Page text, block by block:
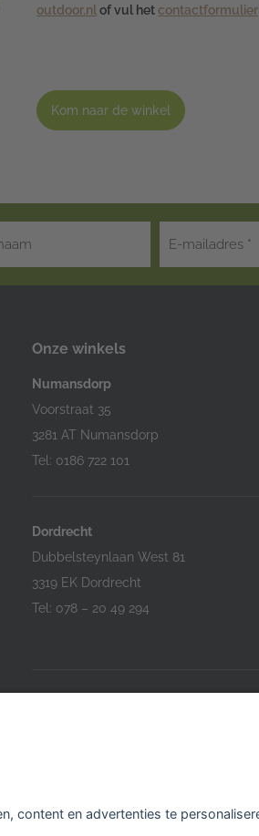
outdoor.nl of vul het contactformulier
Kom naar de winkel
Onze winkels
Numansdorp
Voorstraat 35
3281 AT Numansdorp
Tel: 0186 722 101
Dordrecht
Dubbelsteynlaan West 81
3319 EK Dordrecht
Tel: 078 – 20 49 294